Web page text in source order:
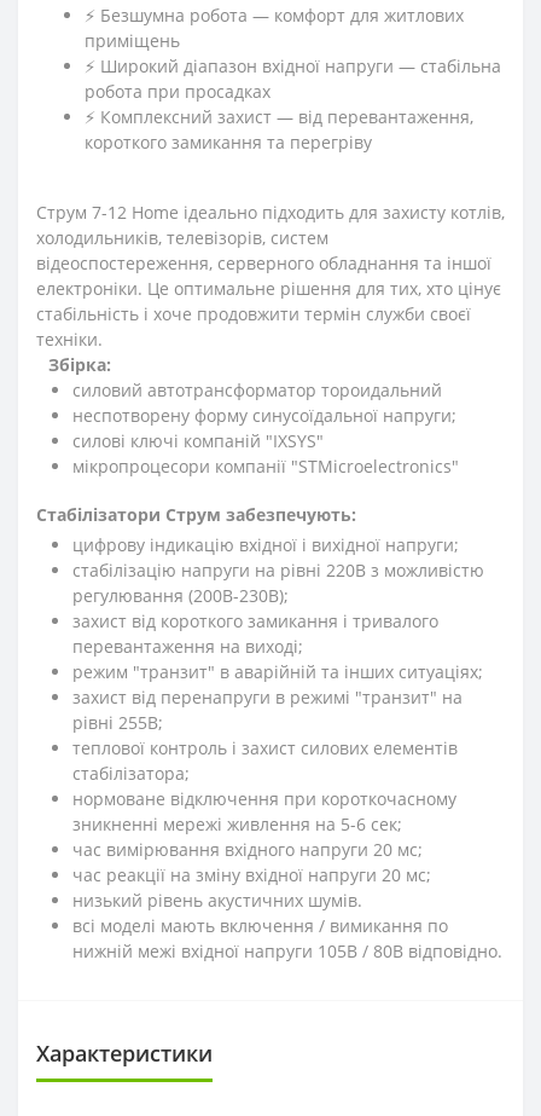
⚡ Безшумна робота — комфорт для житлових
приміщень
⚡ Широкий діапазон вхідної напруги — стабільна
робота при просадках
⚡ Комплексний захист — від перевантаження,
короткого замикання та перегріву
Струм 7-12 Home ідеально підходить для захисту котлів,
холодильників, телевізорів, систем
відеоспостереження, серверного обладнання та іншої
електроніки. Це оптимальне рішення для тих, хто цінує
стабільність і хоче продовжити термін служби своєї
техніки.
Збірка:
силовий автотрансформатор тороидальний
неспотворену форму синусоїдальної напруги;
силові ключі компаній "IXSYS"
мікропроцесори компанії "STMicroelectronics"
Стабілізатори Струм забезпечують:
цифрову індикацію вхідної і вихідної напруги;
стабілізацію напруги на рівні 220В з можливістю
регулювання (200В-230В);
захист від короткого замикання і тривалого
перевантаження на виході;
режим "транзит" в аварійній та інших ситуаціях;
захист від перенапруги в режимі "транзит" на
рівні 255В;
теплової контроль і захист силових елементів
стабілізатора;
нормоване відключення при короткочасному
зникненні мережі живлення на 5-6 сек;
час вимірювання вхідного напруги 20 мс;
час реакції на зміну вхідної напруги 20 мс;
низький рівень акустичних шумів.
всі моделі мають включення / вимикання по
нижній межі вхідної напруги 105В / 80В відповідно.
Характеристики